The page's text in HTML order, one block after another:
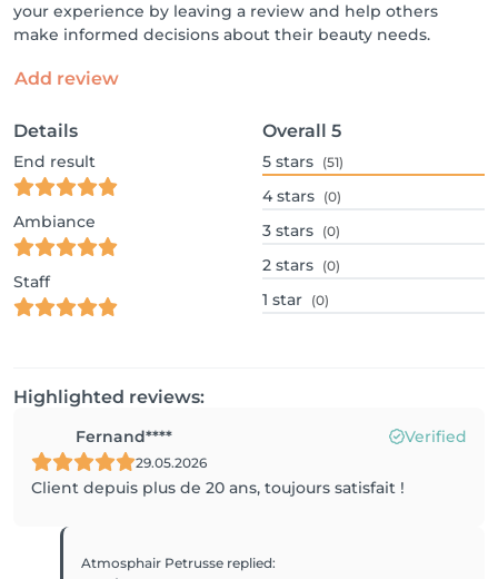
your experience by leaving a review and help others
make informed decisions about their beauty needs.
Add review
Details
End result
Ambiance
Staff
Overall 5
5 stars (51)
4 stars (0)
3 stars (0)
2 stars (0)
1 star (0)
Highlighted reviews:
Fernand**** Verified
29.05.2026
Client depuis plus de 20 ans, toujours satisfait !
Atmosphair Petrusse replied: